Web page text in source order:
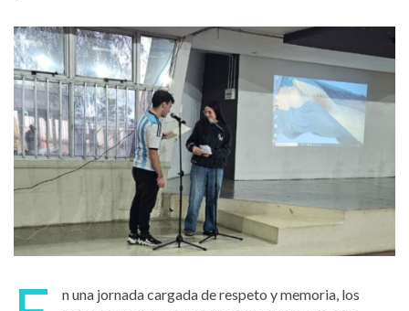
n una jornada cargada de respeto y memoria, los